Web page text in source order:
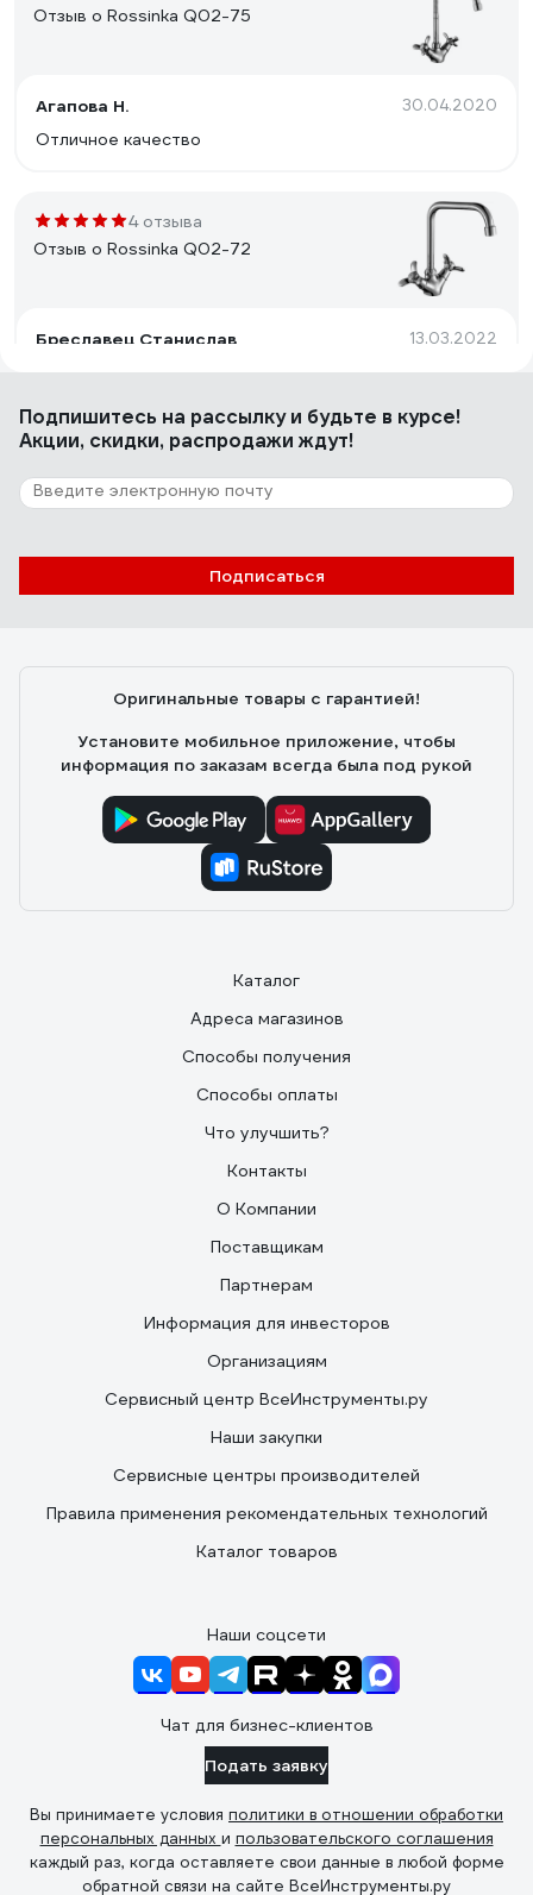
Отзыв о Rossinka Q02-75
Агапова Н. 30.04.2020
Отличное качество
4 отзыва
Отзыв о Rossinka Q02-72
Бреславец Станислав 13.03.2022
качественные материалы, удобство использования,
4 отзыва
Отзыв о Rossinka Н02-72
Пользователь 25.11.2022
Подпишитесь на рассылкуи будьте в курсе!
Акции, скидки, распродажи ждут!
Подписаться
Оригинальные товары с гарантией!
Установите мобильное приложение, чтобы
информация по заказам всегда была под рукой
Каталог
Адреса магазинов
Способы получения
Способы оплаты
Что улучшить?
Контакты
О Компании
Поставщикам
Партнерам
Информация для инвесторов
Организациям
Сервисный центр ВсеИнструменты.ру
Наши закупки
Сервисные центры производителей
Правила применения рекомендательных технологий
Каталог товаров
Наши соцсети
Чат для бизнес-клиентов
Подать заявку
Вы принимаете условия политики в отношении обработки
персональных данных и пользовательского соглашения
каждый раз, когда оставляете свои данные в любой форме
обратной связи на сайте ВсеИнструменты.ру